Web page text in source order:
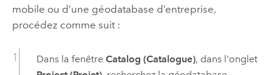
mobile ou d’une géodatabase d’entreprise,
procédez comme suit :
Dans la fenêtre Catalog (Catalogue), dans l'onglet